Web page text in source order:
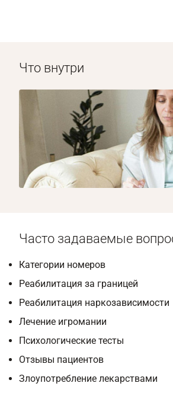
Что внутри
Часто задаваемые
Категории номеров
Реабилитация за границей
Реабилитация наркозависимости
Лечение игромании
Психологические тесты
Отзывы пациентов
Злоупотребление лекарствами